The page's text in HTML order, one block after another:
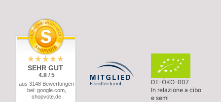
SEHR GUT
4.8 / 5
aus 3148 Bewertungen
bei: google.com,
shopvote.de
DE-ÖKO-007
In relazione a cibo
e semi